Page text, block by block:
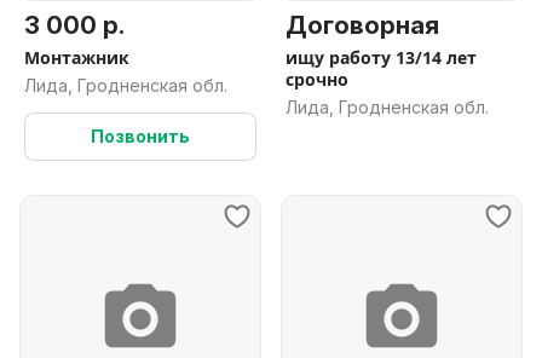
3 000 р.
Монтажник
Лида, Гродненская обл.
Позвонить
Договорная
ищу работу 13/14 лет
срочно
Лида, Гродненская обл.